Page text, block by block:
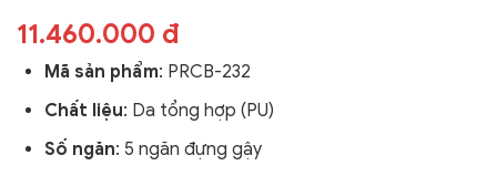
11.460.000 đ
Mã sản phẩm: PRCB-232
Chất liệu: Da tổng hợp (PU)
Số ngăn: 5 ngăn đựng gậy